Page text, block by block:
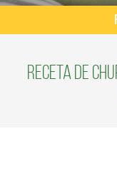
Receta de